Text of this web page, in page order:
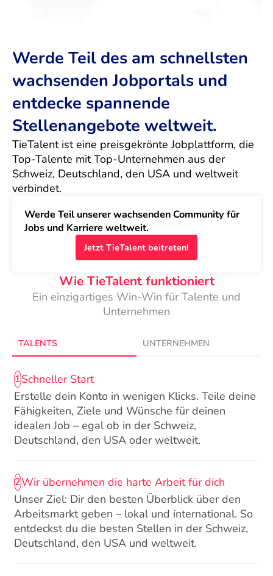
Werde Teil des am schnellsten
wachsenden Jobportals und
entdecke spannende
Stellenangebote weltweit.
TieTalent ist eine preisgekrönte Jobplattform, die
Top-Talente mit Top-Unternehmen aus der
Schweiz, Deutschland, den USA und weltweit
verbindet.
Werde Teil unserer wachsenden Community für
Jobs und Karriere weltweit.
Jetzt TieTalent beitreten!
Wie TieTalent funktioniert
Ein einzigartiges Win-Win für Talente und
Unternehmen
TALENTS UNTERNEHMEN
1Schneller Start
Erstelle dein Konto in wenigen Klicks. Teile deine
Fähigkeiten, Ziele und Wünsche für deinen
idealen Job – egal ob in der Schweiz,
Deutschland, den USA oder weltweit.
2Wir übernehmen die harte Arbeit für dich
Unser Ziel: Dir den besten Überblick über den
Arbeitsmarkt geben – lokal und international. So
entdeckst du die besten Stellen in der Schweiz,
Deutschland, den USA und weltweit.